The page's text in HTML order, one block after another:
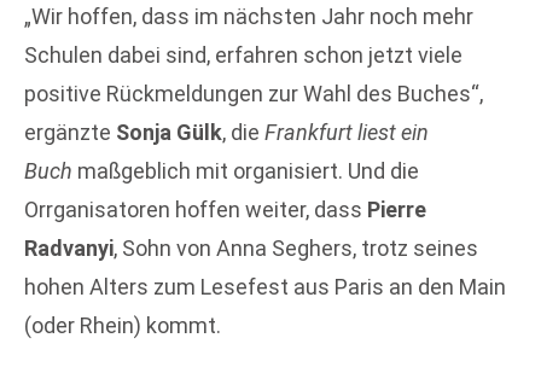
„Wir hoffen, dass im nächsten Jahr noch mehr
Schulen dabei sind, erfahren schon jetzt viele
positive Rückmeldungen zur Wahl des Buches“,
ergänzte Sonja Gülk, die Frankfurt liest ein
Buch maßgeblich mit organisiert. Und die
Orrganisatoren hoffen weiter, dass Pierre
Radvanyi, Sohn von Anna Seghers, trotz seines
hohen Alters zum Lesefest aus Paris an den Main
(oder Rhein) kommt.